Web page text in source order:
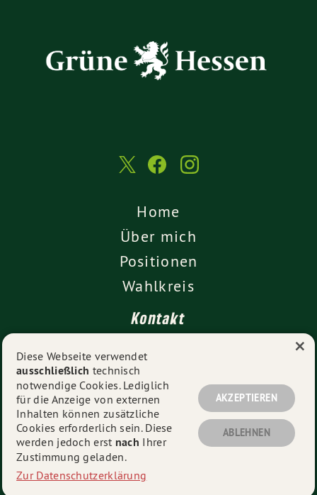
Home
Über mich
Positionen
Wahlkreis
Kontakt
Impressum
Datenschutz
© 2026 Kathrin Anders MdL - Alle Rechte vorbehalten.
Diese Webseite verwendet
ausschließlich technisch
notwendige Cookies. Lediglich
für die Anzeige von externen
Inhalten können zusätzliche
Cookies erforderlich sein. Diese
werden jedoch erst nach Ihrer
Zustimmung geladen.
Zur Datenschutzerklärung
AKZEPTIEREN
ABLEHNEN
×